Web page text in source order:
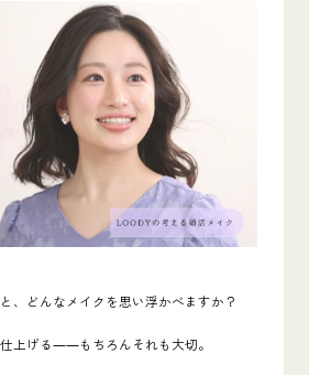
、どんなメイクを思い浮かべますか？
上げる――もちろんそれも大切。